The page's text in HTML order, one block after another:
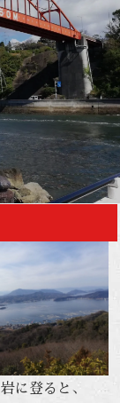
に登ると、